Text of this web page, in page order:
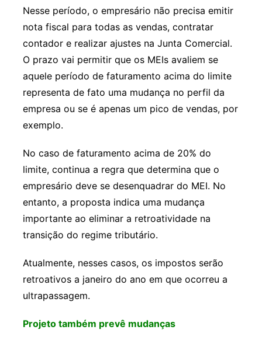
Nesse período, o empresário não precisa emitir
nota fiscal para todas as vendas, contratar
contador e realizar ajustes na Junta Comercial.
O prazo vai permitir que os MEIs avaliem se
aquele período de faturamento acima do limite
representa de fato uma mudança no perfil da
empresa ou se é apenas um pico de vendas, por
exemplo.
No caso de faturamento acima de 20% do
limite, continua a regra que determina que o
empresário deve se desenquadrar do MEI. No
entanto, a proposta indica uma mudança
importante ao eliminar a retroatividade na
transição do regime tributário.
Atualmente, nesses casos, os impostos serão
retroativos a janeiro do ano em que ocorreu a
ultrapassagem.
Projeto também prevê mudanças